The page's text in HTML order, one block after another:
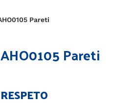
Pareti
Pareti